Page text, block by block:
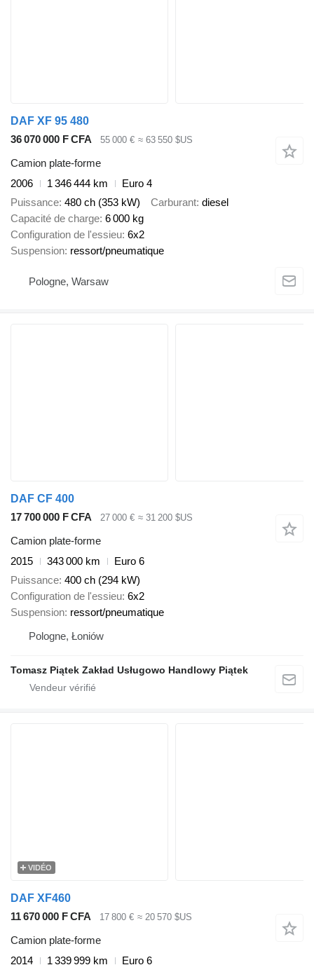
DAF XF 95 480
36 070 000 F CFA
55 000 € ≈ 63 550 $US
Camion plate-forme
2006
1 346 444 km
Euro 4
Puissance 480 ch (353 kW) Carburant diesel
Capacité de charge 6 000 kg
Configuration de l'essieu 6x2
Suspension ressort/pneumatique
Pologne, Warsaw
DAF CF 400
17 700 000 F CFA
27 000 € ≈ 31 200 $US
Camion plate-forme
2015
343 000 km
Euro 6
Puissance 400 ch (294 kW)
Configuration de l'essieu 6x2
Suspension ressort/pneumatique
Pologne, Łoniów
Tomasz Piątek Zakład Usługowo Handlowy Piątek
VIDÉO
DAF XF460
11 670 000 F CFA
17 800 € ≈ 20 570 $US
Camion plate-forme
2014
1 339 999 km Euro 6